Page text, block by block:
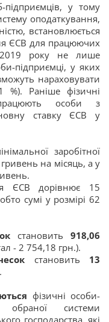
підприємців, у тому
оподаткування,
встановлюється
ЄСВ для працюючих
2019 року не лише
підприємці, у яких
нараховувати
%). Раніше фізичні
особи з
ставку ЄСВ у
заробітної
гривень на місяць, а у
ЄСВ дорівнює 15
сумі у розмірі 62
становить 918,06
- 2 754,18 грн.).
становить 13
фізичні особи-
обраної системи